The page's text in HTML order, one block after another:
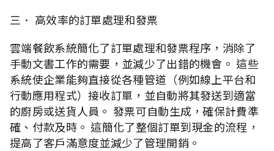
三． 高效率的訂單處理和發票
雲端餐飲系統簡化了訂單處理和發票程序，消除了
手動文書工作的需要，並減少了出錯的機會。 這些
系統使企業能夠直接從各種管道（例如線上平台和
行動應用程式）接收訂單，並自動將其發送到適當
的廚房或送貨人員。 發票可自動生成，確保計費準
確、付款及時。 這簡化了整個訂單到現金的流程，
提高了客戶滿意度並減少了管理開銷。